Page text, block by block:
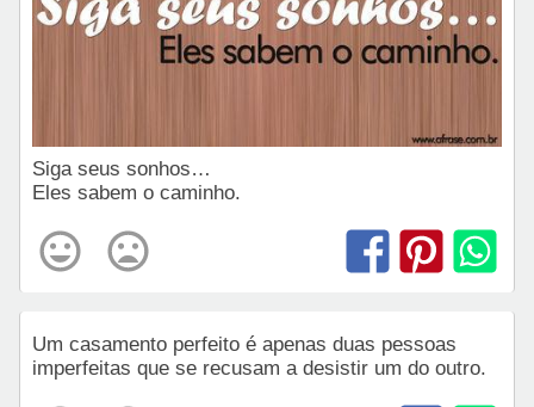
Siga seus sonhos…
Eles sabem o caminho.
Um casamento perfeito é apenas duas pessoas
imperfeitas que se recusam a desistir um do outro.